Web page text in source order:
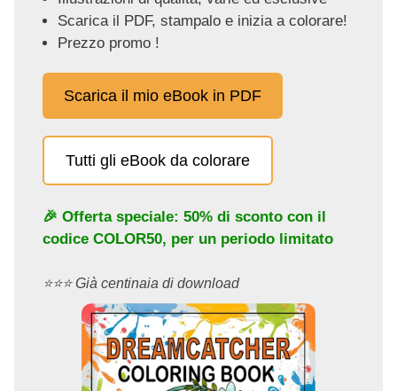
Scarica il PDF, stampalo e inizia a colorare!
Prezzo promo !
Scarica il mio eBook in PDF
Tutti gli eBook da colorare
🎉 Offerta speciale: 50% di sconto con il
codice COLOR50, per un periodo limitato
⭐️⭐️⭐️ Già centinaia di download